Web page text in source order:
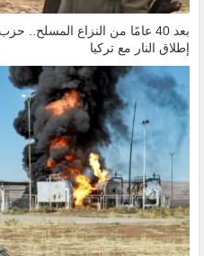
بعد 40 عامًا من النزاع
إطلاق النار مع تركيا